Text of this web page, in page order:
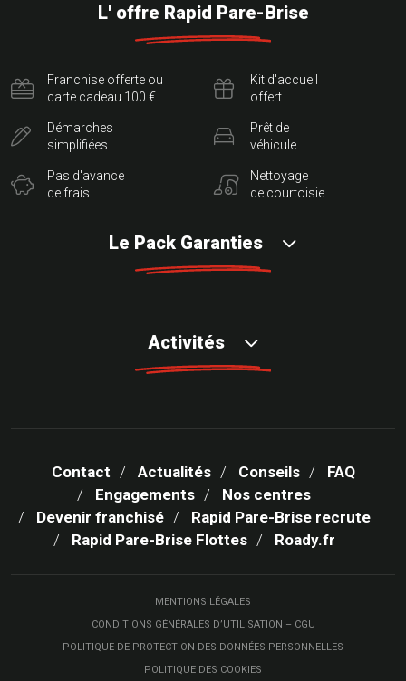
L' offre Rapid Pare-Brise
Franchise offerte ou
carte cadeau 100 €
Démarches
simplifiées
Pas d'avance
de frais
Kit d'accueil
offert
Prêt de
véhicule
Nettoyage
de courtoisie
Le Pack Garanties
Activités
Contact Actualités Conseils
FAQ
Engagements
Nos centres
Devenir franchisé
Rapid Pare-Brise recrute
Rapid Pare-Brise Flottes
Roady.fr
MENTIONS LÉGALES
CONDITIONS GÉNÉRALES D’UTILISATION – CGU
POLITIQUE DE PROTECTION DES DONNÉES PERSONNELLES
POLITIQUE DES COOKIES